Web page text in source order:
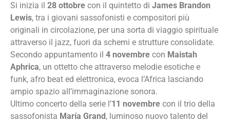
Si inizia il 28 ottobre con il quintetto di James Brandon
Lewis, tra i giovani sassofonisti e compositori più
originali in circolazione, per una sorta di viaggio spirituale
attraverso il jazz, fuori da schemi e strutture consolidate.
Secondo appuntamento il 4 novembre con Maistah
Aphrica, un ottetto che attraverso melodie esotiche e
funk, afro beat ed elettronica, evoca l’Africa lasciando
ampio spazio all’immaginazione sonora.
Ultimo concerto della serie l’11 novembre con il trio della
sassofonista María Grand , luminoso nuovo talento del